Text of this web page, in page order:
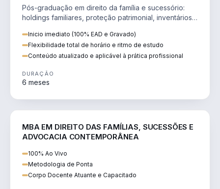
Pós-graduação em direito da família e sucessório:
holdings familiares, proteção patrimonial, inventários
Inicio imediato (100% EAD e Gravado)
Flexibilidade total de horário e ritmo de estudo
Conteúdo atualizado e aplicável à prática profissional
DURAÇÃO
6 meses
MBA EM DIREITO DAS FAMÍLIAS, SUCESSÕES E
ADVOCACIA CONTEMPORÂNEA
100% Ao Vivo
Metodologia de Ponta
Corpo Docente Atuante e Capacitado